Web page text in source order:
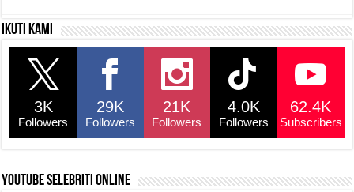
c
e
b
o
o
k
s
p
a
y
Li
n
k
e
Ikuti kami
3K
Followers
29K
Followers
21K
Followers
4.0K
Followers
62.4K
Subscribers
YouTube selebriti online